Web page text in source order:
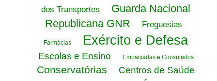
dos Transportes
Guarda Nacional
Republicana GNR
Freguesias
Farmácias Exército e Defesa
Escolas e Ensino Embaixadas e Consulados
Conservatórias Centros de Saúde